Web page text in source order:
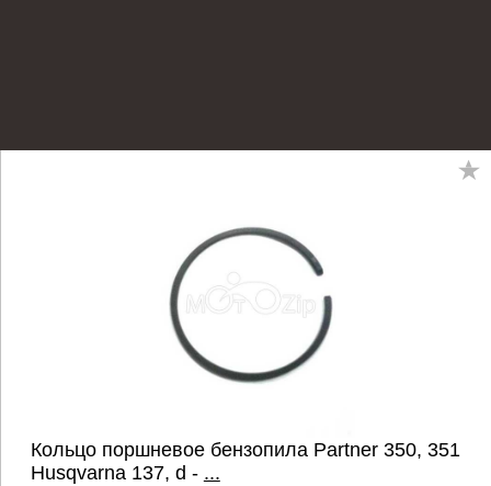
Кольцо поршневое бензопила Partner 350, 351
Husqvarna 137, d - ...